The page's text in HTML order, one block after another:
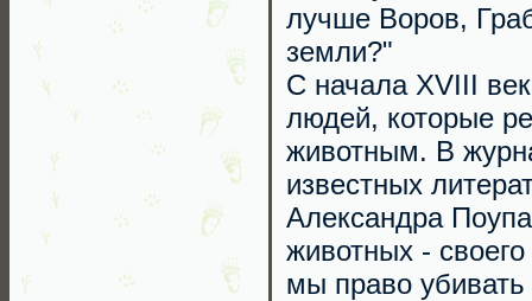
лучше Воров,
земли?"
С начала XVIII
людей, которые
животным. В
известных
Александра
животных -
мы право